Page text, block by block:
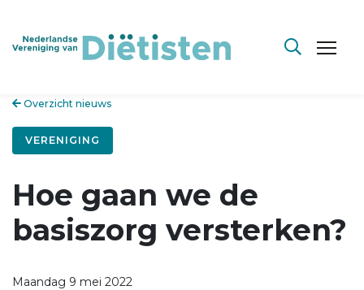
Overzicht nieuws
VERENIGING
Hoe gaan we de
basiszorg versterken?
Maandag 9 mei 2022